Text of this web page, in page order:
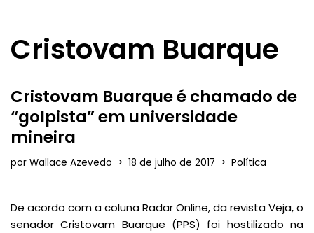
Cristovam Buarque
Cristovam Buarque é chamado de
“golpista” em universidade
mineira
por Wallace Azevedo 18 de julho de 2017 Política
De acordo com a coluna Radar Online, da revista Veja, o
senador Cristovam Buarque (PPS) foi hostilizado na